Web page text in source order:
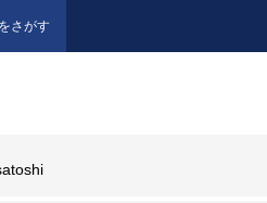
さがす